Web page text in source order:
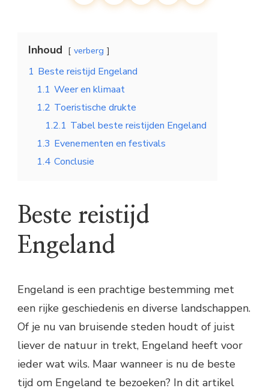
Inhoud verberg
1 Beste reistijd Engeland
1.1 Weer en klimaat
1.2 Toeristische drukte
1.2.1 Tabel beste reistijden Engeland
1.3 Evenementen en festivals
1.4 Conclusie
Beste reistijd
Engeland
Engeland is een prachtige bestemming met
een rijke geschiedenis en diverse landschappen.
Of je nu van bruisende steden houdt of juist
liever de natuur in trekt, Engeland heeft voor
ieder wat wils. Maar wanneer is nu de beste
tijd om Engeland te bezoeken? In dit artikel